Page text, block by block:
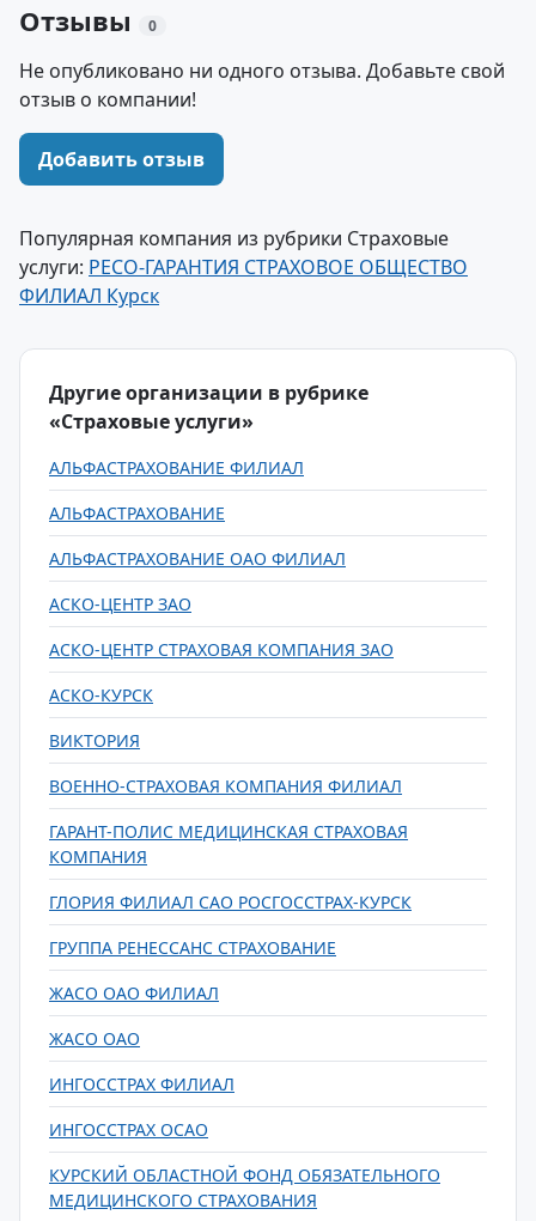
Отзывы 0
Не опубликовано ни одного отзыва. Добавьте свой
отзыв о компании!
Добавить отзыв
Популярная компания из рубрики Страховые
услуги: РЕСО-ГАРАНТИЯ СТРАХОВОЕ ОБЩЕСТВО
ФИЛИАЛ Курск
Другие организации в рубрике
«Страховые услуги»
АЛЬФАСТРАХОВАНИЕ ФИЛИАЛ
АЛЬФАСТРАХОВАНИЕ
АЛЬФАСТРАХОВАНИЕ ОАО ФИЛИАЛ
АСКО-ЦЕНТР ЗАО
АСКО-ЦЕНТР СТРАХОВАЯ КОМПАНИЯ ЗАО
АСКО-КУРСК
ВИКТОРИЯ
ВОЕННО-СТРАХОВАЯ КОМПАНИЯ ФИЛИАЛ
ГАРАНТ-ПОЛИС МЕДИЦИНСКАЯ СТРАХОВАЯ
КОМПАНИЯ
ГЛОРИЯ ФИЛИАЛ САО РОСГОССТРАХ-КУРСК
ГРУППА РЕНЕССАНС СТРАХОВАНИЕ
ЖАСО ОАО ФИЛИАЛ
ЖАСО ОАО
ИНГОССТРАХ ФИЛИАЛ
ИНГОССТРАХ ОСАО
КУРСКИЙ ОБЛАСТНОЙ ФОНД ОБЯЗАТЕЛЬНОГО
МЕДИЦИНСКОГО СТРАХОВАНИЯ